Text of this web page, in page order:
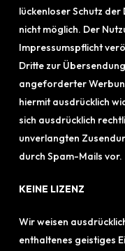
lückenloser Schutz
nicht möglich. Der
Impressumspflicht
Dritte zur
angeforderter
hiermit ausdrücklich
sich ausdrücklich
unverlangten
durch Spam-Mails vor.
KEINE LIZENZ
Wir weisen
enthaltenes geistiges